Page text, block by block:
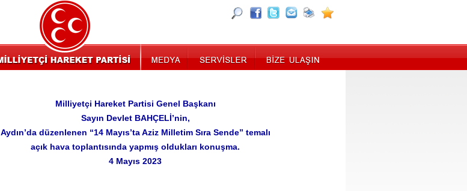
Milliyetçi Hareket Partisi Genel Başkanı
Sayın Devlet BAHÇELİ’nin,
Aydın’da düzenlenen “14 Mayıs’ta Aziz Milletim Sıra Sende” temalı
açık hava toplantısında yapmış oldukları konuşma.
4 Mayıs 2023